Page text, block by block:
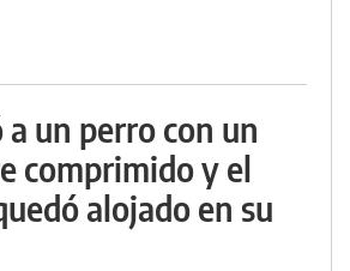
a un perro con un
comprimido y el
alojado en su